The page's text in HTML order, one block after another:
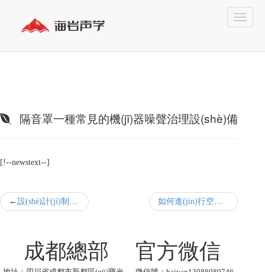
隔音罩一種常見的機(jī)器噪聲治理設(shè)備
[!--newstext--]
設(shè)計(jì)制作設(shè)備隔音專用裝置的步驟 如何進(jìn)行空壓機(jī)降噪
成都總部 官方微信